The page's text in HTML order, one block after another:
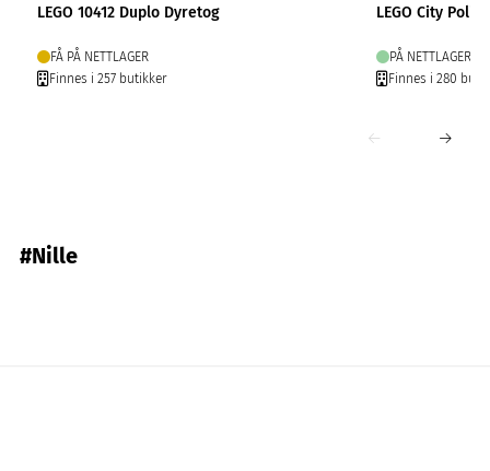
LEGO 10412 Duplo Dyretog
FÅ PÅ NETTLAGER
Finnes i 257 butikker
LEGO City
PÅ NETTLAGER
Finnes i 280
#Nille